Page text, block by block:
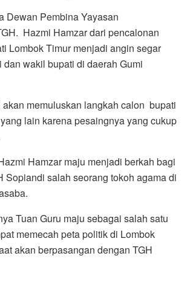
Dewan Pembina Yayasan
Hazmi Hamzar dari pencalonan
Lombok Timur menjadi angin segar
wakil bupati di daerah Gumi
akan memuluskan langkah calon bupati
lain karena pesaingnya yang cukup
Hamzar maju menjadi berkah bagi
Sopiandi salah seorang tokoh agama di
Tuan Guru maju sebagai salah satu
memecah peta politik di Lombok
akan berpasangan dengan TGH